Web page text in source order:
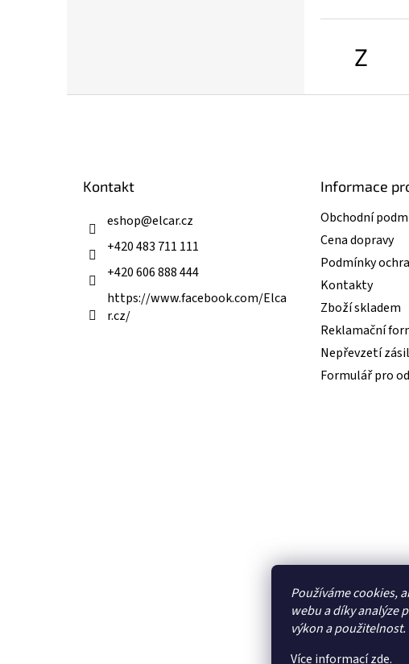
Používáme cookies,
webu a díky analýze
výkon a použitelnost.
Více informacízde.
Z
Kontakt
eshop@elcar.cz
+420 483 711 111
+420 606 888 444
https://www.facebook.com/Elca
r.cz/
Informace
Obchodní
Cena dopravy
Podmínky
Kontakty
Zboží skladem
Reklamační
Nepřevzetí
Formulář pro